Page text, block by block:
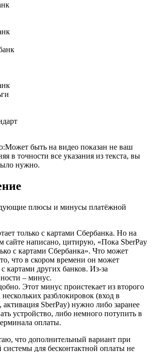
быть на видео показан не ваш
в точности все указания из текста, вы
нужно.
плюсы и минусы платёжной
только с картами Сбербанка. Но на
сайте написано, цитирую, «Пока SberPay
с картами Сбербанка». Что может
что в скором времени он может
с картами других банков. Из-за
– минус.
Этот минус проистекает из второго
разблокировок (вход в
SberPay) нужно либо заранее
устройство, либо немного потупить в
оплаты.
что дополнительный вариант при
для бесконтактной оплаты не